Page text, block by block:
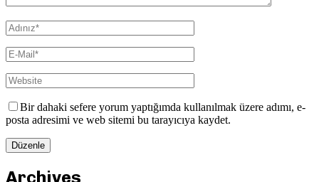
Bir dahaki sefere yorum yaptığımda kullanılmak üzere adımı, e-
posta adresimi ve web sitemi bu tarayıcıya kaydet.
Archives